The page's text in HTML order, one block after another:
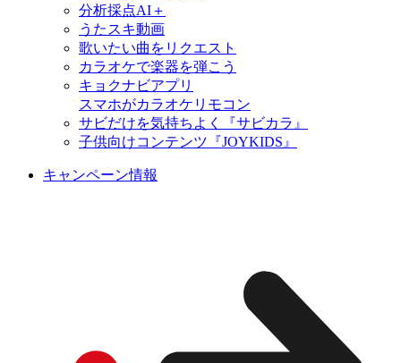
分析採点AI＋
うたスキ動画
歌いたい曲をリクエスト
カラオケで楽器を弾こう
キョクナビアプリ
スマホがカラオケリモコン
サビだけを気持ちよく『サビカラ』
子供向けコンテンツ『JOYKIDS』
キャンペーン情報